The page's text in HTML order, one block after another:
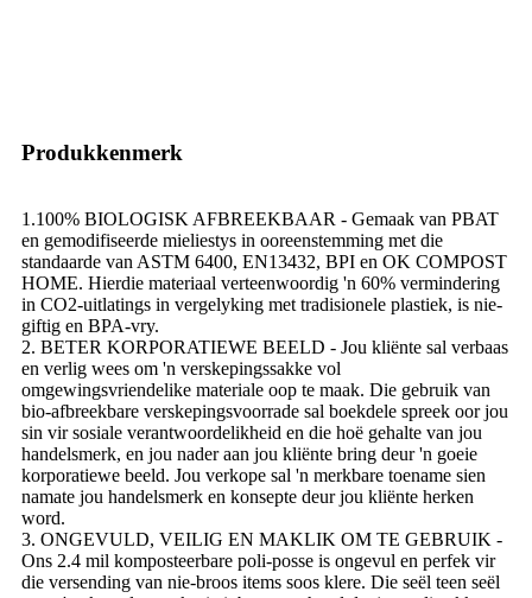
Produkkenmerk
1.100% BIOLOGISK AFBREEKBAAR - Gemaak van PBAT
en gemodifiseerde mieliestys in ooreenstemming met die
standaarde van ASTM 6400, EN13432, BPI en OK COMPOST
HOME. Hierdie materiaal verteenwoordig 'n 60% vermindering
in CO2-uitlatings in vergelyking met tradisionele plastiek, is nie-
giftig en BPA-vry.
2. BETER KORPORATIEWE BEELD - Jou kliënte sal verbaas
en verlig wees om 'n verskepingssakke vol
omgewingsvriendelike materiale oop te maak. Die gebruik van
bio-afbreekbare verskepingsvoorrade sal boekdele spreek oor jou
sin vir sosiale verantwoordelikheid en die hoë gehalte van jou
handelsmerk, en jou nader aan jou kliënte bring deur 'n goeie
korporatiewe beeld. Jou verkope sal 'n merkbare toename sien
namate jou handelsmerk en konsepte deur jou kliënte herken
word.
3. ONGEVULD, VEILIG EN MAKLIK OM TE GEBRUIK -
Ons 2.4 mil komposteerbare poli-posse is ongevul en perfek vir
die versending van nie-broos items soos klere. Die seël teen seël